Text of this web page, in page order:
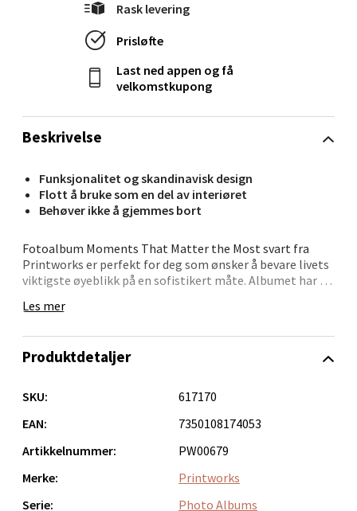
Beskrivelse
Funksjonalitet og skandinavisk design
Flott å bruke som en del av interiøret
Behøver ikke å gjemmes bort
Fotoalbum Moments That Matter the Most svart fra
Printworks er perfekt for deg som ønsker å bevare livets
viktigste øyeblikk på en sofistikert måte. Albumet har et
eksklusivt og tidløst utseende.
fotopapir, der du enkelt kan plassere bilder ved hjelp av
10x15 cm fotografier, og du kan skrive personlige
minneverdig. Med muligheten til å utvide albumet til 40
plass til å skape en personlig og vakker minnesamling.
Les mer
Rask levering
Prisløfte
Last ned appen og få
velkomstkupong
Produktdetaljer
SKU:
617170
EAN:
7350108174053
Artikkelnummer:
PW00679
Merke:
Printworks
Serie:
Photo Albums
0 i butikk
Bergen - Oasen Senter
Folke Bernadottes vei 52, 5147 Fyllingsdalen
Åpent i dag 10-21
0 i butikk
Velg
Oppdal - Aunasenteret
Åpent i dag 10-19